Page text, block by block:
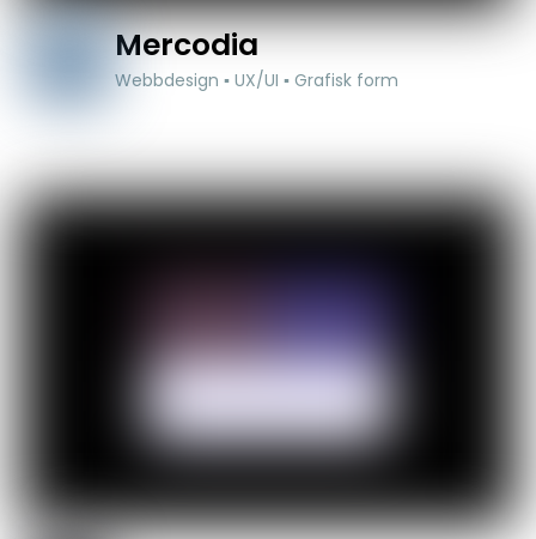
Mercodia
Webbdesign ▪ UX/UI ▪ Grafisk form